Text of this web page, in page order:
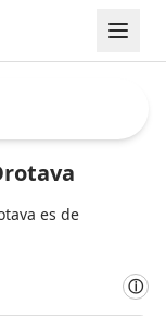
es de
ⓘ